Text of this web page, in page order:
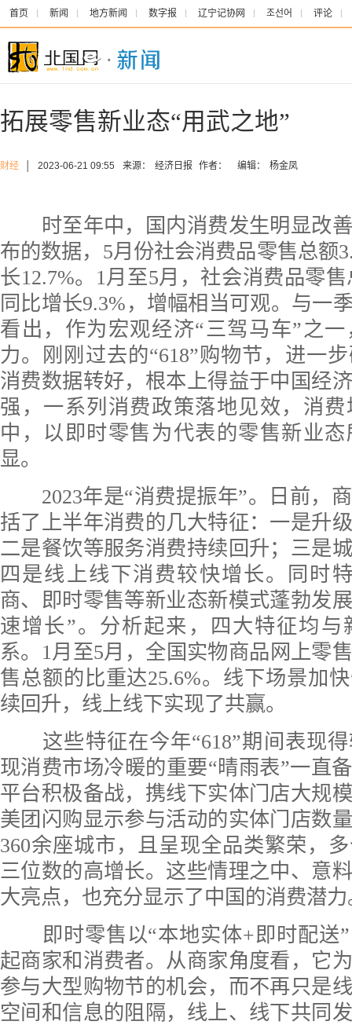
首页 新闻 地方新闻 数字报 辽宁记协网 조선어 评论
拓展零售新业态“用武之地”
财经 2023-06-21 09:55 来源： 经济日报 作者： 编辑： 杨金凤
时至年中，国内消费发生明显改善
布的数据，5月份社会消费品零售总额
长12.7%。1月至5月，社会消费品零
同比增长9.3%，增幅相当可观。与一
看出，作为宏观经济“三驾马车”之
力。刚刚过去的“618”购物节，进一
消费数据转好，根本上得益于中国经
强，一系列消费政策落地见效，消
中，以即时零售为代表的零售新业
显。
2023年是“消费提振年”。日前，
括了上半年消费的几大特征：一是升
二是餐饮等服务消费持续回升；三是
四是线上线下消费较快增长。同时
商、即时零售等新业态新模式蓬勃发
速增长”。分析起来，四大特征均与
系。1月至5月，全国实物商品网上零
售总额的比重达25.6%。线下场景加
续回升，线上线下实现了共赢。
这些特征在今年“618”期间表现得
现消费市场冷暖的重要“晴雨表”一直
平台积极备战，携线下实体门店大规
美团闪购显示参与活动的实体门店数
360余座城市，且呈现全品类繁荣，
三位数的高增长。这些情理之中、意
大亮点，也充分显示了中国的消费潜力
即时零售以“本地实体+即时配送”
起商家和消费者。从商家角度看，它
参与大型购物节的机会，而不再只是
空间和信息的阻隔，线上、线下共同